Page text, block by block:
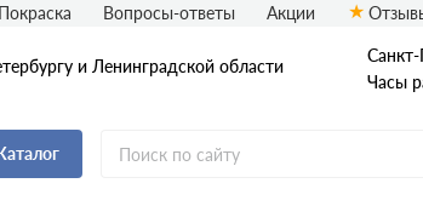
и Ленинградской области
Часы
Покраска Вопросы-ответы Акции